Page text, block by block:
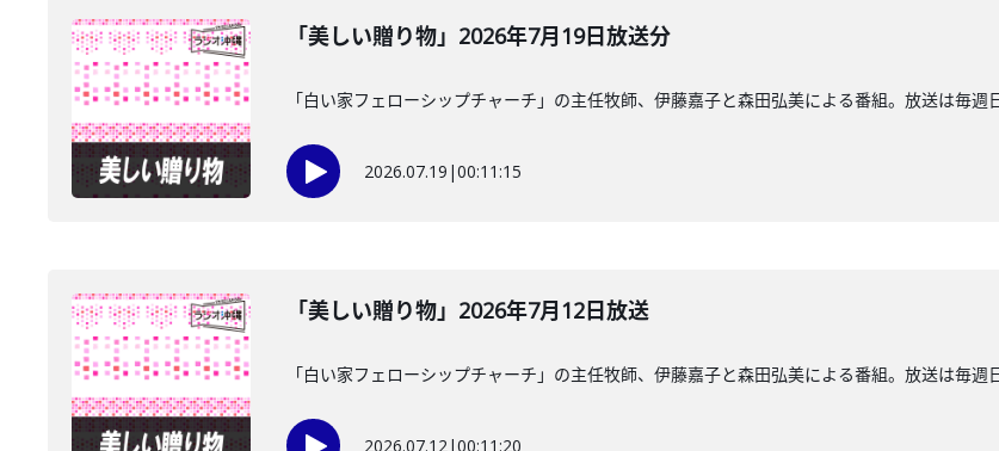
「美しい贈り物」2026年7月19日放送分
「白い家フェローシップチャーチ」の主任牧師、伊藤嘉子と森田弘美による番組。放送は毎週
2026.07.19 |00:11:15
「美しい贈り物」2026年7月12日放送
「白い家フェローシップチャーチ」の主任牧師、伊藤嘉子と森田弘美による番組。放送は毎週
2026.07.12|00:11:20